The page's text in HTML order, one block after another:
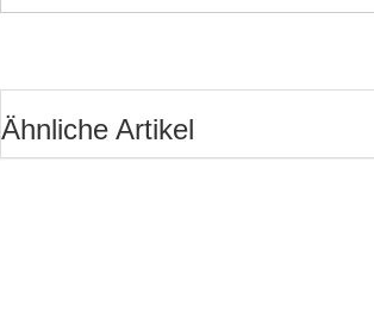
Ähnliche Artikel